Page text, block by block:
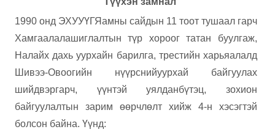
1990 онд ЭХУУҮГЯамны сайдын 11 тоот тушаал гарч
Хамгаалалашиглалтын түр хороог татан буулгаж,
Налайх дахь уурхайн барилга, трестийн харьяалалд
Шивээ-Овоогийн нүүрснийуурхай байгуулах
шийдвэргарч, үүнтэй уялданбүтэц, зохион
байгуулалтын зарим өөрчлөлт хийж 4-н хэсэгтэй
болсон байна. Үүнд: